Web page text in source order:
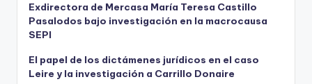
Exdirectora de Mercasa María Teresa Castillo
Pasalodos bajo investigación en la macrocausa
SEPI
El papel de los dictámenes jurídicos en el caso
Leire y la investigación a Carrillo Donaire